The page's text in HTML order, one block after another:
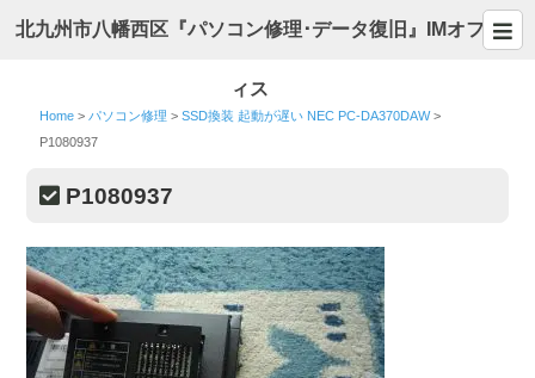
北九州市八幡西区『パソコン修理･データ復旧』IMオフ
ィス
Home > パソコン修理 >SSD換装 起動が遅い NEC PC-DA370DAW>
P1080937
P1080937